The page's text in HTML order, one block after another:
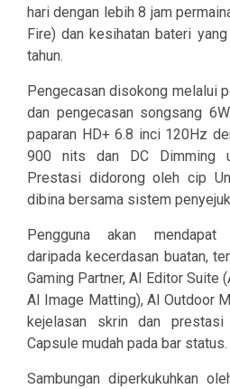
hari dengan lebih 8 jam
Fire) dan kesihatan bateri
tahun.
Pengecasan disokong melalui
dan pengecasan songsang
paparan HD+ 6.8 inci 120Hz
900 nits dan DC Dimming
Prestasi didorong oleh cip
dibina bersama sistem
Pengguna akan mendapat
daripada kecerdasan buatan,
Gaming Partner, AI Editor Suite
AI Image Matting), AI Outdoor
kejelasan skrin dan
Capsule mudah pada bar status.
Sambungan diperkukuhkan